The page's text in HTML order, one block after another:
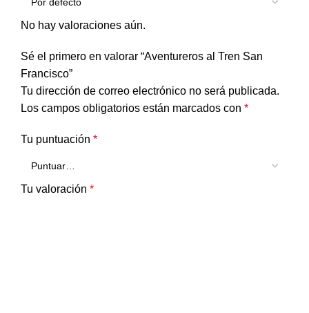
No hay valoraciones aún.
Sé el primero en valorar “Aventureros al Tren San
Francisco”
Tu dirección de correo electrónico no será publicada.
Los campos obligatorios están marcados con *
Tu puntuación *
Tu valoración *